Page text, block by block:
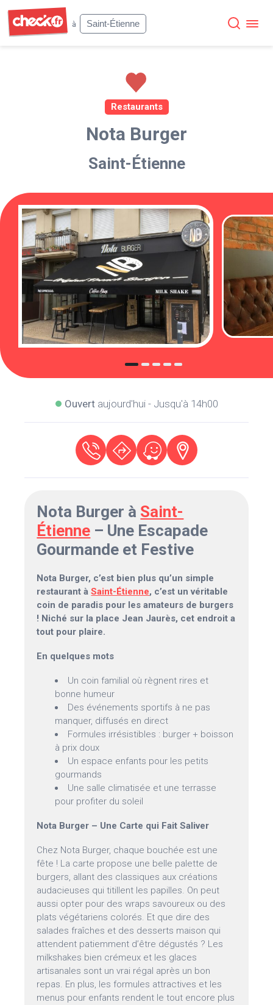
à
Saint-Étienne
Restaurants
Nota Burger
Saint-Étienne
Ouvertaujourd'hui - Jusqu'à 14h00
Nota Burger à Saint-
Étienne – Une Escapade
Gourmande et Festive
Nota Burger, c’est bien plus qu’un simple
restaurant àSaint-Étienne, c’est un véritable
coin de paradis pour les amateurs de burgers
! Niché sur la place Jean Jaurès, cet endroit a
tout pour plaire.
En quelques mots
Un coin familial où règnent rires et
bonne humeur
Des événements sportifs à ne pas
manquer, diffusés en direct
Formules irrésistibles : burger + boisson
à prix doux
Un espace enfants pour les petits
gourmands
Une salle climatisée et une terrasse
pour profiter du soleil
Nota Burger – Une Carte qui Fait Saliver
Chez Nota Burger, chaque bouchée est une
fête ! La carte propose une belle palette de
burgers, allant des classiques aux créations
audacieuses qui titillent les papilles. On peut
aussi opter pour des wraps savoureux ou des
plats végétariens colorés. Et que dire des
salades fraîches et des desserts maison qui
attendent patiemment d’être dégustés ? Les
milkshakes bien crémeux et les glaces
artisanales sont un vrai régal après un bon
repas. En plus, les formules attractives et les
menus pour enfants rendent le tout encore plus